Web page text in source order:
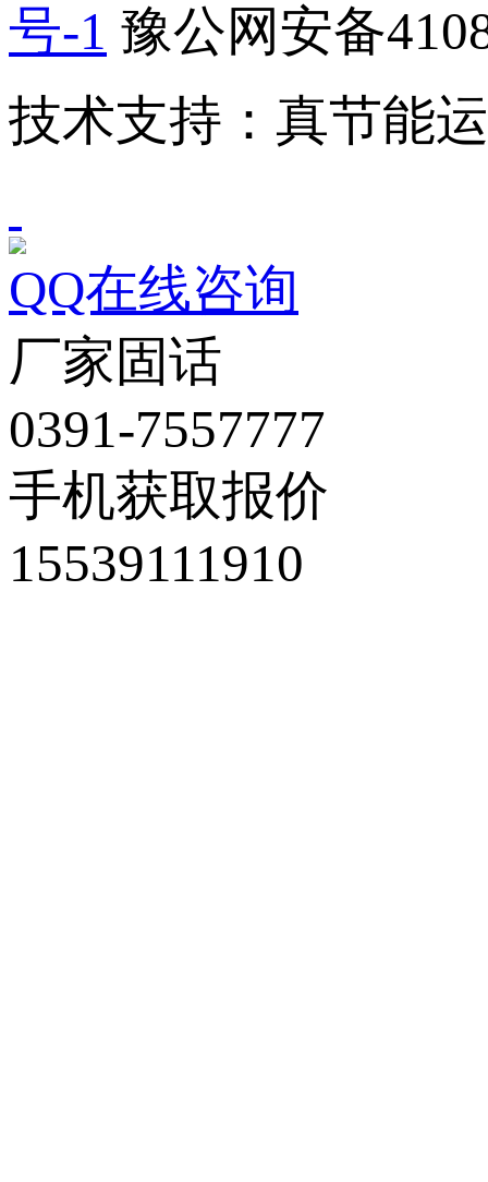
号-1 豫公网安备
技术支持：真节能
QQ在线咨询
厂家固话
0391-7557777
手机获取报价
15539111910